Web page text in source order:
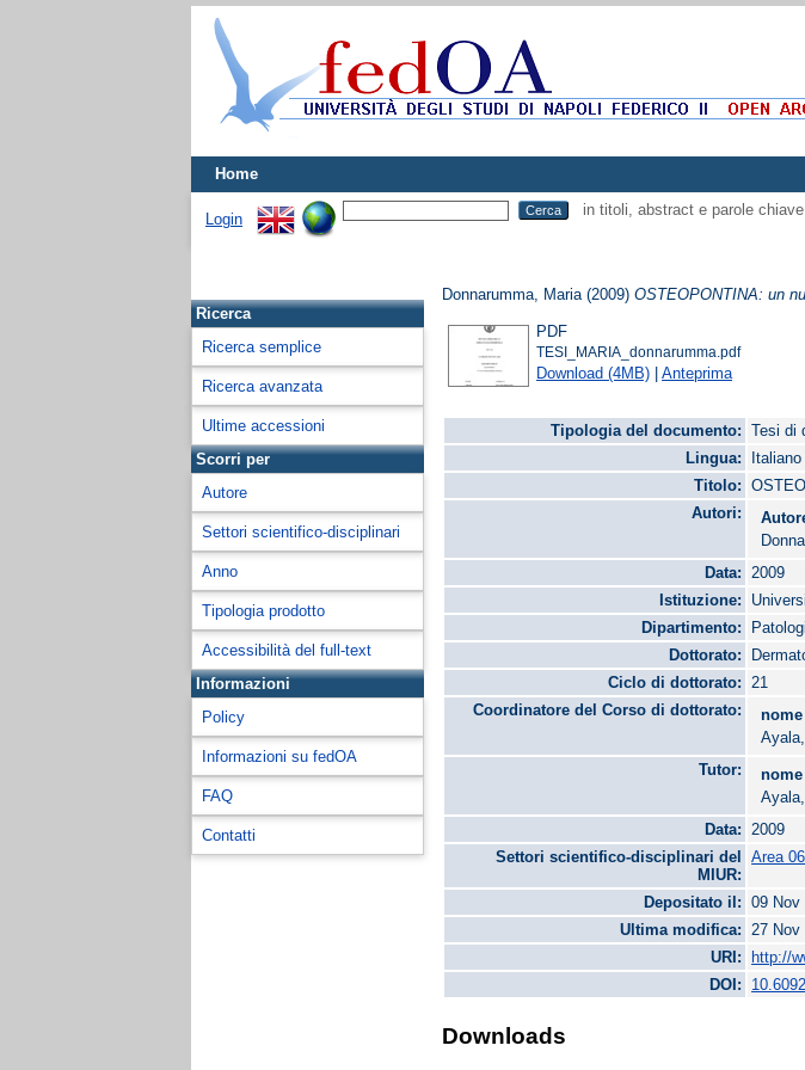
Home
Login
in titoli, abstract e parole chiave
Ricerca
Ricerca semplice
Ricerca avanzata
Ultime accessioni
Scorri per
Autore
Settori scientifico-disciplinari
Anno
Tipologia prodotto
Accessibilità del full-text
Informazioni
Policy
Informazioni su fedOA
FAQ
Contatti
Donnarumma, Maria (2009)OSTEOPONTINA: un
PDF
TESI_MARIA_donnarumma.pdf
Download (4MB) |Anteprima
Tipologia del documento:
Tesi di
Lingua:
Italiano
Titolo:
Autori:
Data:
2009
Istituzione:
Dipartimento:
Dottorato:
Ciclo di dottorato:
21
Coordinatore del Corso di dottorato:
nome
Tutor:
nome
Data:
2009
Settori scientifico-disciplinari del
MIUR:
Area
Depositato il:
09 Nov
Ultima modifica:
27 Nov
URI:
http://
DOI:
Downloads